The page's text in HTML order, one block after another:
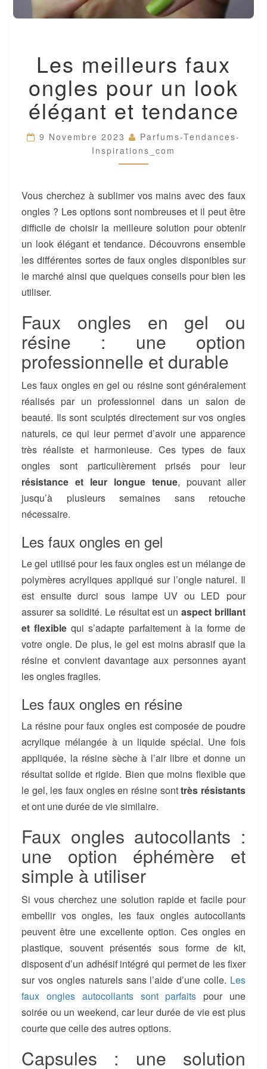
MEILLEURS
FAUX
ONGLES
POUR
UN
LOOK
ET
TENDANCE
Les meilleurs faux
ongles pour un look
élégant et tendance
9 Novembre 2023
Parfums-Tendances-
Inspirations_com
Vous cherchez à sublimer vos mains avec des faux
ongles ? Les options sont nombreuses et il peut être
difficile de choisir la meilleure solution pour obtenir
un look élégant et tendance. Découvrons ensemble
les différentes sortes de faux ongles disponibles sur
le marché ainsi que quelques conseils pour bien les
utiliser.
Faux ongles en gel ou
résine : une option
professionnelle et durable
Les faux ongles en gel ou résine sont généralement
réalisés par un professionnel dans un salon de
beauté. Ils sont sculptés directement sur vos ongles
naturels, ce qui leur permet d’avoir une apparence
très réaliste et harmonieuse. Ces types de faux
ongles sont particulièrement prisés pour leur
résistance et leur longue tenue, pouvant aller
jusqu’à plusieurs semaines sans retouche
nécessaire.
Les faux ongles en gel
Le gel utilisé pour les faux ongles est un mélange de
polymères acryliques appliqué sur l’ongle naturel. Il
est ensuite durci sous lampe UV ou LED pour
assurer sa solidité. Le résultat est unaspect brillant
et flexible qui s’adapte parfaitement à la forme de
votre ongle. De plus, le gel est moins abrasif que la
résine et convient davantage aux personnes ayant
les ongles fragiles.
Les faux ongles en résine
La résine pour faux ongles est composée de poudre
acrylique mélangée à un liquide spécial. Une fois
appliquée, la résine sèche à l’air libre et donne un
résultat solide et rigide. Bien que moins flexible que
le gel, les faux ongles en résine sonttrès résistants
et ont une durée de vie similaire.
Faux ongles autocollants :
une option éphémère et
simple à utiliser
Si vous cherchez une solution rapide et facile pour
embellir vos ongles, les faux ongles autocollants
peuvent être une excellente option. Ces ongles en
plastique, souvent présentés sous forme de kit,
disposent d’un adhésif intégré qui permet de les fixer
sur vos ongles naturels sans l’aide d’une colle. Les
faux ongles autocollants sont parfaits pour une
soirée ou un weekend, car leur durée de vie est plus
courte que celle des autres options.
Capsules : une solution